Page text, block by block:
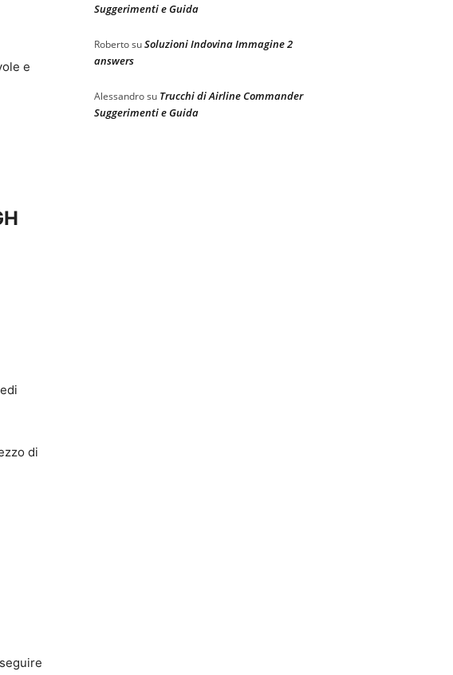
e
di
Suggerimenti e Guida
RobertosuSoluzioni Indovina Immagine 2
answers
Alessandrosu Trucchi di Airline Commander
Suggerimenti e Guida